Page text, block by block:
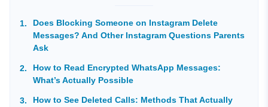
Does Blocking Someone on Instagram Delete
Messages? And Other Instagram Questions Parents
Ask
How to Read Encrypted WhatsApp Messages:
What’s Actually Possible
How to See Deleted Calls: Methods That Actually